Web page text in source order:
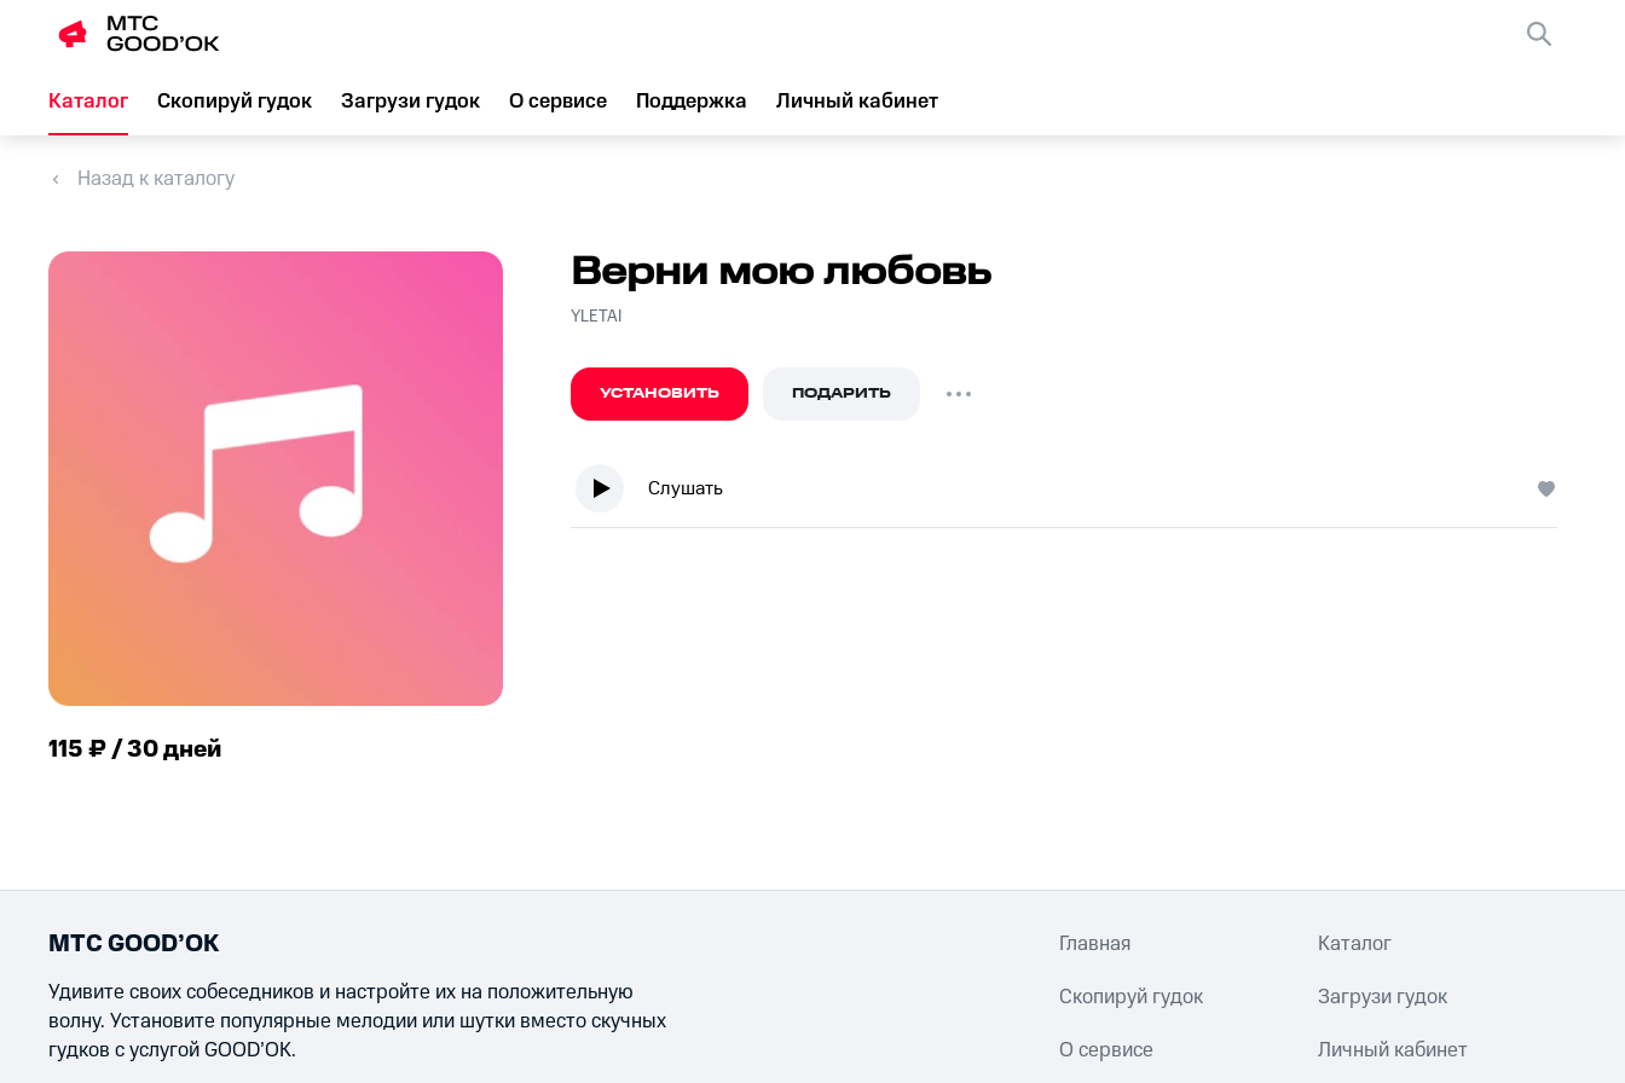
Каталог Скопируй гудок Загрузи гудок О сервисе Поддержка Личный кабинет
Назад к каталогу
115 ₽ / 30 дней
Верни мою любовь
YLETAI
УСТАНОВИТЬ ПОДАРИТЬ
Слушать
МТС GOOD’OK
Удивите своих собеседников и настройте их на положительную
волну. Установите популярные мелодии или шутки вместо скучных
гудков с услугой GOOD’OK.
Главная Каталог
Скопируй гудок Загрузи гудок
О сервисе Личный кабинет